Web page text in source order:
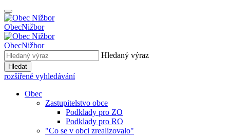
ObecNižbor
ObecNižbor
Hledaný výraz
Hledat
rozšířené vyhledávání
Obec
Zastupitelstvo obce
Podklady pro ZO
Podklady pro RO
"Co se v obci zrealizovalo"